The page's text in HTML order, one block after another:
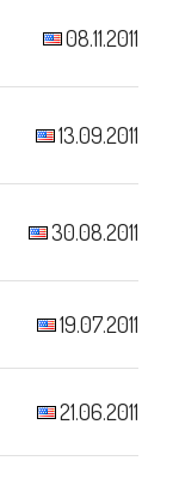
08.11.2011
13.09.2011
30.08.2011
19.07.2011
21.06.2011